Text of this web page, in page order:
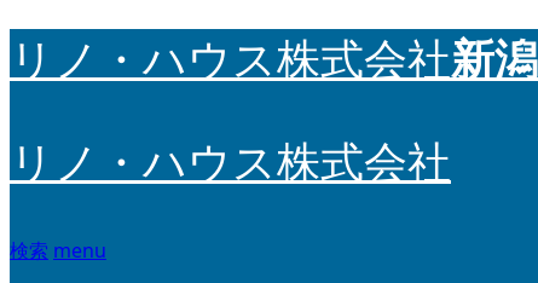
リノ・ハウス株式会社新
リノ・ハウス株式会社
検索 menu